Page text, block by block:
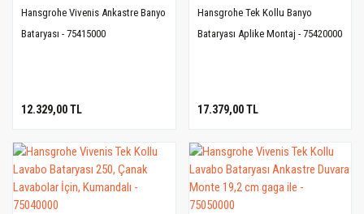
Hansgrohe Vivenis Ankastre Banyo
Bataryası - 75415000
12.329,00 TL
Hansgrohe Tek Kollu Banyo
Bataryası Aplike Montaj - 75420000
17.379,00 TL